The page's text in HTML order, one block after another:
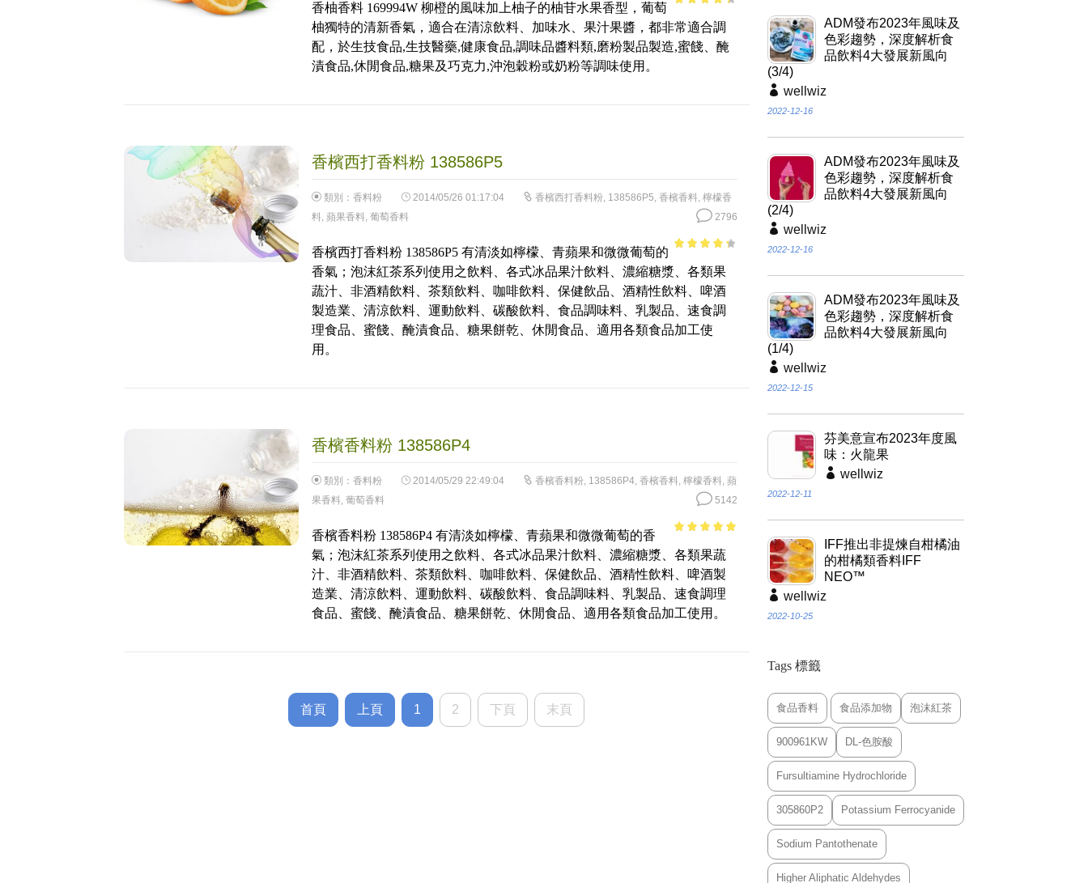
of 5
香柚香料 169994W 柳橙的風味加上柚子的柚苷水果香型，葡萄
柚獨特的清新香氣，適合在清涼飲料、加味水、果汁果醬，都非常適合調
配，於生技食品,生技醫藥,健康食品,調味品醬料類,磨粉製品製造,蜜餞、醃
漬食品,休閒食品,糖果及巧克力,沖泡穀粉或奶粉等調味使用。
香檳西打香料粉 138586P5
類別： 香料粉 2014/05/26 01:17:04 香檳西打香料粉, 138586P5, 香檳香料, 檸檬香
料, 蘋果香料, 葡萄香料 2796
of 5
香檳西打香料粉 138586P5 有清淡如檸檬、青蘋果和微微葡萄的
香氣；泡沫紅茶系列使用之飲料、各式冰品果汁飲料、濃縮糖漿、各類果
蔬汁、非酒精飲料、茶類飲料、咖啡飲料、保健飲品、酒精性飲料、啤酒
製造業、清涼飲料、運動飲料、碳酸飲料、食品調味料、乳製品、速食調
理食品、蜜餞、醃漬食品、糖果餅乾、休閒食品、適用各類食品加工使
用。
香檳香料粉 138586P4
類別： 香料粉 2014/05/29 22:49:04 香檳香料粉, 138586P4, 香檳香料, 檸檬香料, 蘋
果香料, 葡萄香料 5142
5
香檳香料粉 138586P4 有清淡如檸檬、青蘋果和微微葡萄的香
氣；泡沫紅茶系列使用之飲料、各式冰品果汁飲料、濃縮糖漿、各類果蔬
汁、非酒精飲料、茶類飲料、咖啡飲料、保健飲品、酒精性飲料、啤酒製
造業、清涼飲料、運動飲料、碳酸飲料、食品調味料、乳製品、速食調理
食品、蜜餞、醃漬食品、糖果餅乾、休閒食品、適用各類食品加工使用。
首頁 上頁 1 2 下頁 末頁
ADM發布2023年風味及
色彩趨勢，深度解析食
品飲料4大發展新風向
(3/4)
wellwiz
2022-12-16
ADM發布2023年風味及
色彩趨勢，深度解析食
品飲料4大發展新風向
(2/4)
wellwiz
2022-12-16
ADM發布2023年風味及
色彩趨勢，深度解析食
品飲料4大發展新風向
(1/4)
wellwiz
2022-12-15
芬美意宣布2023年度風
味：火龍果
wellwiz
2022-12-11
IFF推出非提煉自柑橘油
的柑橘類香料IFF
NEO™
wellwiz
2022-10-25
Tags 標籤
食品香料 食品添加物 泡沫紅茶
900961KW DL-色胺酸
Fursultiamine Hydrochloride
305860P2 Potassium Ferrocyanide
Sodium Pantothenate
Higher Aliphatic Aldehydes